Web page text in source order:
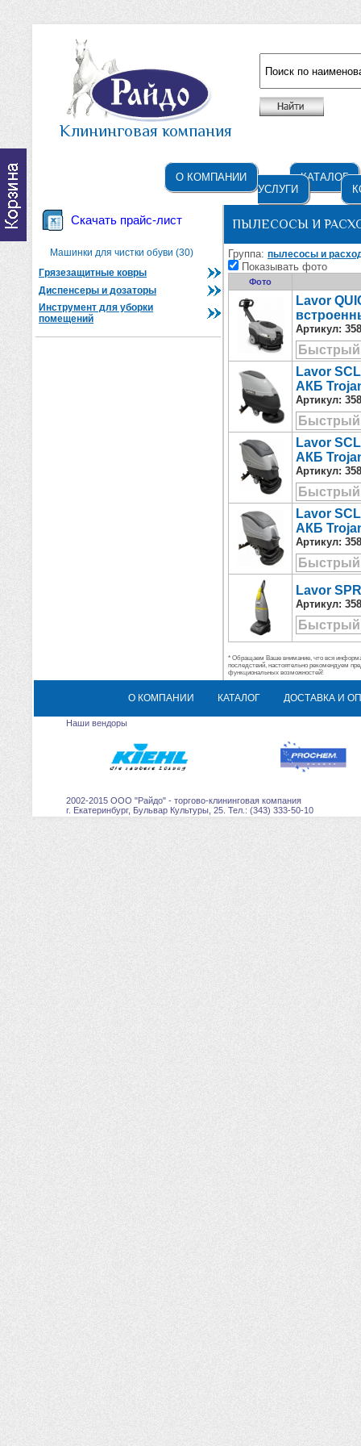
Клининговая компания
О КОМПАНИИ
КАТАЛОГ
УСЛУГИ
Скачать прайс-лист
Машинки для чистки обуви (30)
Грязезащитные ковры
Диспенсеры и дозаторы
Инструмент для уборки
помещений
ПЫЛЕСОСЫ И
Группа: пылесосы и
Показывать фото
Фото
Lavor
Артикул:
Lavor
АКБ
Артикул:
Lavor
АКБ
Артикул:
Lavor
АКБ
Артикул:
Lavor
Артикул:
* Обращаем Ваше внимание, что вся
последствий, настоятельно рекомендуем
функциональных возможностей!
О КОМПАНИИ КАТАЛОГ ДОСТАВКА И
Наши вендоры
2002-2015 ООО "Райдо" - торгово-клининговая компания
г. Екатеринбург, Бульвар Культуры, 25. Тел.: (343) 333-50-10